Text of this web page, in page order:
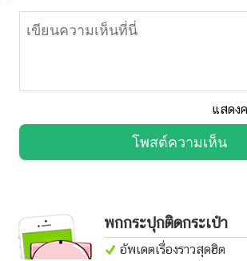
แสดง
โพสต์ความเห็น
พกกระปุกติดกระเป๋า
อัพเดตเรื่องราวสุดฮิต